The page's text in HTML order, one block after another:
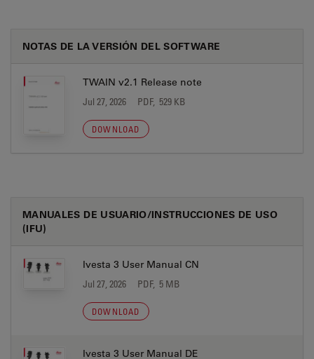
NOTAS DE LA VERSIÓN DEL SOFTWARE
TWAIN v2.1 Release note
Jul 27, 2026 PDF, 529 KB
DOWNLOAD
MANUALES DE USUARIO/INSTRUCCIONES DE USO
(IFU)
Ivesta 3 User Manual CN
Jul 27, 2026 PDF, 5 MB
DOWNLOAD
Ivesta 3 User Manual DE